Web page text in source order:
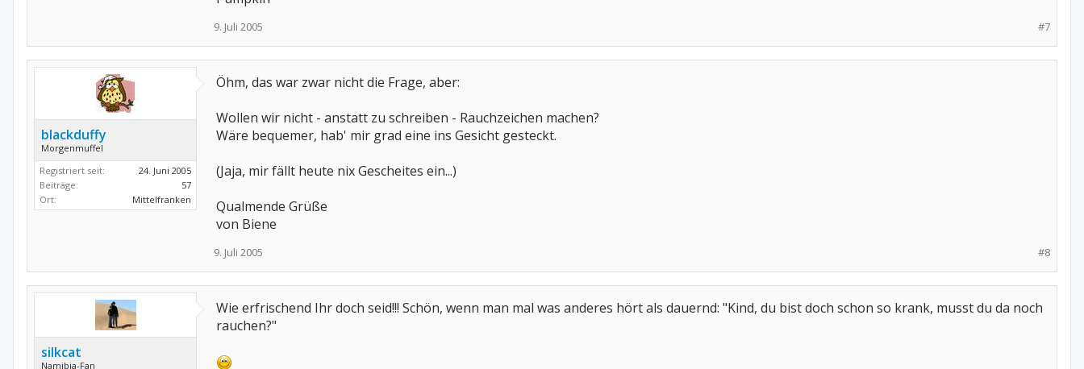
#7
9. Juli 2005
blackduffy
Morgenmuffel
Registriert seit:
24. Juni 2005
Beiträge:
57
Ort:
Mittelfranken
Öhm, das war zwar nicht die Frage, aber:
Wollen wir nicht - anstatt zu schreiben - Rauchzeichen machen?
Wäre bequemer, hab' mir grad eine ins Gesicht gesteckt.
(Jaja, mir fällt heute nix Gescheites ein...)
Qualmende Grüße
von Biene
#8
9. Juli 2005
silkcat
Namibia-Fan
Wie erfrischend Ihr doch seid!!! Schön, wenn man mal was anderes hört als dauernd: "Kind, du bist doch schon so krank, musst du da noch
rauchen?"